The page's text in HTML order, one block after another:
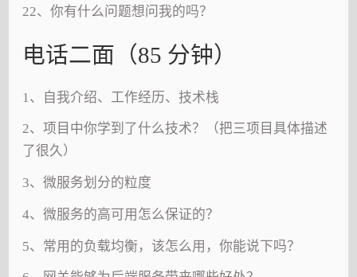
22、你有什么问题想问我的吗？
电话二面（85 分钟）
1、自我介绍、工作经历、技术栈
2、项目中你学到了什么技术？（把三项目具体描述
了很久）
3、微服务划分的粒度
4、微服务的高可用怎么保证的？
5、常用的负载均衡，该怎么用，你能说下吗？